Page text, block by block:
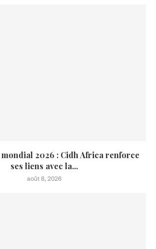
2026 : Cidh Africa renforce
ses liens avec la...
août 8, 2026